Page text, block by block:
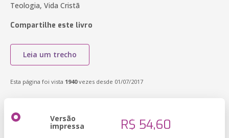
Teologia, Vida Cristã
Compartilhe este livro
Leia um trecho
Esta página foi vista 1940vezes desde 01/07/2017
Versão
impressa R$ 54,60